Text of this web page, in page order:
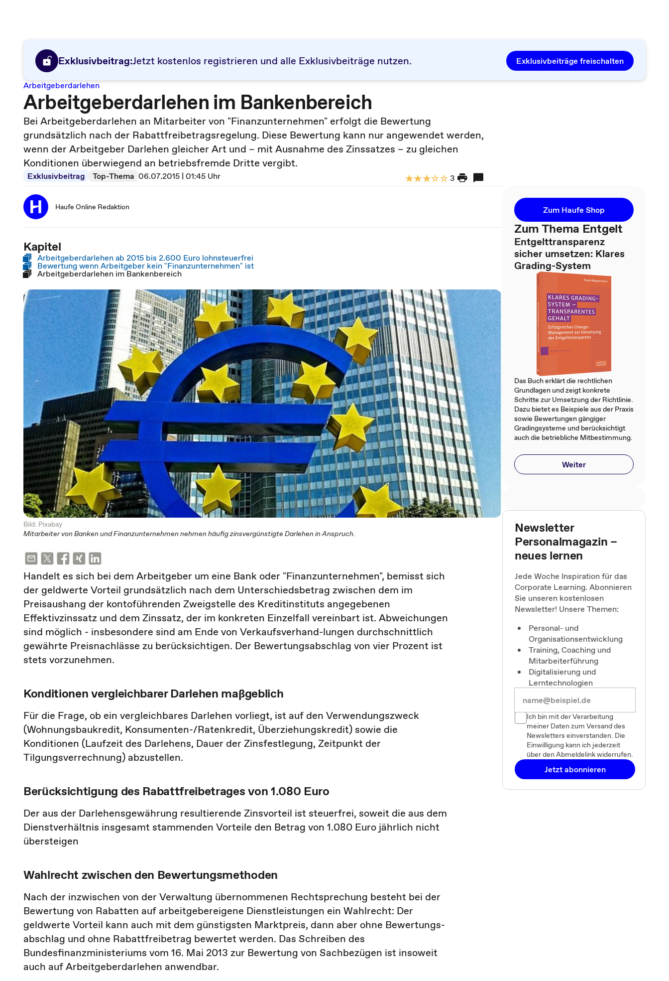
Exklusivbeitrag:Jetzt kostenlos registrieren und alle Exklusivbeiträge nutzen. Exklusivbeiträge freischalten
Arbeitgeberdarlehen
Arbeitgeberdarlehen im Bankenbereich
Bei Arbeitgeberdarlehen an Mitarbeiter von "Finanzunternehmen" erfolgt die Bewertung
grundsätzlich nach der Rabattfreibetragsregelung. Diese Bewertung kann nur angewendet werden,
wenn der Arbeitgeber Darlehen gleicher Art und – mit Ausnahme des Zinssatzes – zu gleichen
Konditionen überwiegend an betriebsfremde Dritte vergibt.
Exklusivbeitrag Top-Thema 06.07.2015 | 01:45 Uhr 3
Haufe Online Redaktion
Kapitel
Arbeitgeberdarlehen ab 2015 bis 2.600 Euro lohnsteuerfrei
Bewertung wenn Arbeitgeber kein "Finanzunternehmen" ist
Arbeitgeberdarlehen im Bankenbereich
Bild: Pixabay
Mitarbeiter von Banken und Finanzunternehmen nehmen häufig zinsvergünstigte Darlehen in Anspruch.
Handelt es sich bei dem Arbeitgeber um eine Bank oder "Finanzunternehmen", bemisst sich
der geldwerte Vorteil grundsätzlich nach dem Unterschiedsbetrag zwischen dem im
Preisaushang der kontoführenden Zweigstelle des Kreditinstituts angegebenen
Effektivzinssatz und dem Zinssatz, der im konkreten Einzelfall vereinbart ist. Abweichungen
sind möglich - insbesondere sind am Ende von Verkaufsverhand-lungen durchschnittlich
gewährte Preisnachlässe zu berücksichtigen. Der Bewertungsabschlag von vier Prozent ist
stets vor­zunehmen.
Konditionen vergleichbarer Darlehen maßgeblich
Für die Frage, ob ein vergleichbares Darlehen vorliegt, ist auf den Verwendungszweck
(Wohnungsbaukredit, Konsumenten-/Ratenkredit, Überziehungskredit) sowie die
Konditionen (Laufzeit des Darlehens, Dauer der Zinsfestlegung, Zeitpunkt der
Tilgungsverrechnung) abzustellen.
Berücksichtigung des Rabattfreibetrages von 1.080 Euro
Der aus der Darlehensgewährung resultierende Zinsvorteil ist steuerfrei, soweit die aus dem
Dienstverhältnis insgesamt stammenden Vorteile den Betrag von 1.080 Euro jährlich nicht
übersteigen
Wahlrecht zwischen den Bewertungsmethoden
Nach der inzwischen von der Verwaltung übernommenen Rechtsprechung besteht bei der
Bewertung von Rabatten auf arbeitgebereigene Dienstleistungen ein Wahlrecht: Der
geldwerte Vorteil kann auch mit dem günstigsten Marktpreis, dann aber ohne Bewertungs­
abschlag und ohne Rabattfreibetrag bewertet werden. Das Schreiben des
Bundesfinanzministeriums vom 16. Mai 2013 zur Bewertung von Sachbezügen ist insoweit
auch auf Arbeitgeberdarlehen anwendbar.
Zum Haufe Shop
Zum Thema Entgelt
Entgelttransparenz
sicher umsetzen: Klares
Grading-System
Das Buch erklärt die rechtlichen
Grundlagen und zeigt konkrete
Schritte zur Umsetzung der Richtlinie.
Dazu bietet es Beispiele aus der Praxis
sowie Bewertungen gängiger
Gradingsysteme und berücksichtigt
auch die betriebliche Mitbestimmung.
Weiter
Newsletter
Personalmagazin –
neues lernen
Jede Woche Inspiration für das
Corporate Learning. Abonnieren
Sie unseren kostenlosen
Newsletter! Unsere Themen:
Personal- und
Organisationsentwicklung
Training, Coaching und
Mitarbeiterführung
Digitalisierung und
Lerntechnologien
Ich bin mit der Verarbeitung
meiner Daten zum Versand des
Newsletters einverstanden. Die
Einwilligung kann ich jederzeit
über den Abmeldelink widerrufen.
Jetzt abonnieren